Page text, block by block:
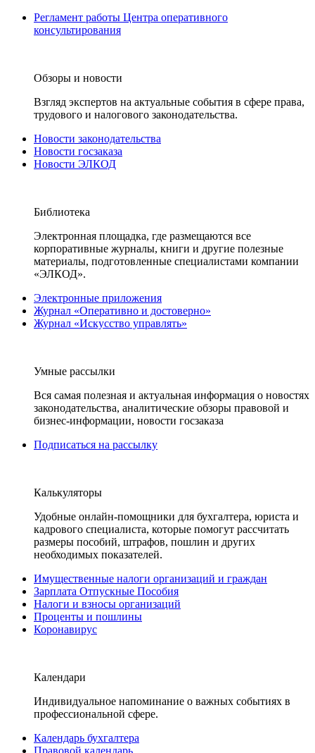
Регламент работы Центра оперативного
консультирования
Обзоры и новости
Взгляд экспертов на актуальные события в сфере права,
трудового и налогового законодательства.
Новости законодательства
Новости госзаказа
Новости ЭЛКОД
Библиотека
Электронная площадка, где размещаются все
корпоративные журналы, книги и другие полезные
материалы, подготовленные специалистами компании
«ЭЛКОД».
Электронные приложения
Журнал «Оперативно и достоверно»
Журнал «Искусство управлять»
Умные рассылки
Вся самая полезная и актуальная информация о новостях
законодательства, аналитические обзоры правовой и
бизнес-информации, новости госзаказа
Подписаться на рассылку
Калькуляторы
Удобные онлайн-помощники для бухгалтера, юриста и
кадрового специалиста, которые помогут рассчитать
размеры пособий, штрафов, пошлин и других
необходимых показателей.
Имущественные налоги организаций и граждан
Зарплата Отпускные Пособия
Налоги и взносы организаций
Проценты и пошлины
Коронавирус
Календари
Индивидуальное напоминание о важных событиях в
профессиональной сфере.
Календарь бухгалтера
Правовой календарь